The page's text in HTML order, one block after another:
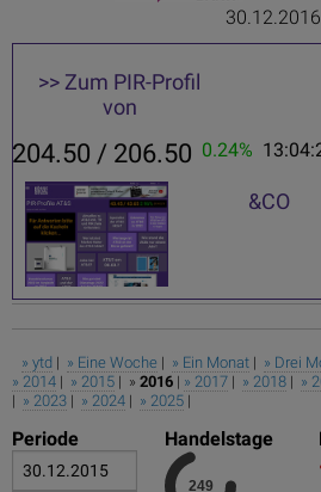
204.50 / 206.50 0.24%
>> Zum PIR-Profil
von
&CO
» ytd | » Eine Woche | » Ein Monat | » Drei
» 2014 | » 2015 | » 2016 | » 2017 | » 2018 | »
| » 2023 | » 2024 | » 2025 |
Periode Handelstage